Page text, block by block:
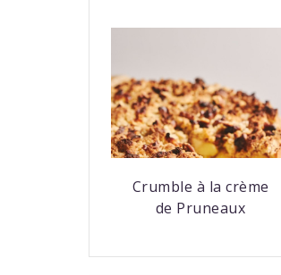
Crumble à la crème
de Pruneaux